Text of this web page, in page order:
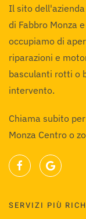
Il sito
di Fabbro Monza
occupiamo di
riparazioni e
basculanti rotti o
intervento.
Chiama subito
Monza Centro o
SERVIZI PIÙ